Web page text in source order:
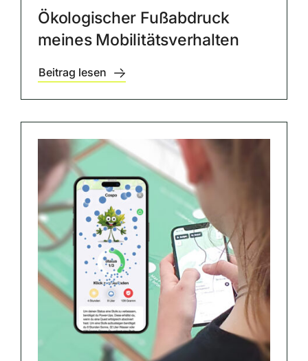
Ökologischer Fußabdruck
meines Mobilitätsverhalten
Beitrag lesen